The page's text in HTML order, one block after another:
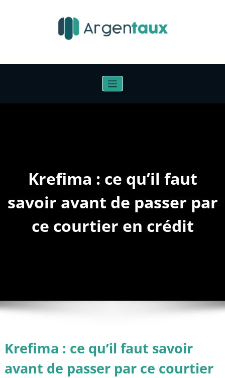
Krefima : ce qu’il faut
savoir avant de passer par
ce courtier en crédit
Krefima : ce qu’il faut savoir
avant de passer par ce courtier